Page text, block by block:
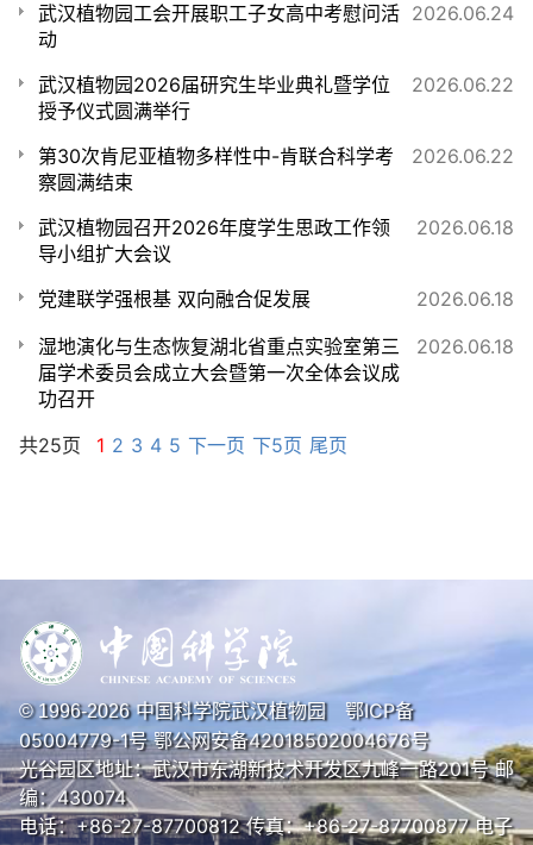
2026.06.24
武汉植物园工会开展职工子女高中考慰问活
动
2026.06.22
武汉植物园2026届研究生毕业典礼暨学位
授予仪式圆满举行
2026.06.22
第30次肯尼亚植物多样性中-肯联合科学考
察圆满结束
2026.06.18
武汉植物园召开2026年度学生思政工作领
导小组扩大会议
2026.06.18
党建联学强根基 双向融合促发展
2026.06.18
湿地演化与生态恢复湖北省重点实验室第三
届学术委员会成立大会暨第一次全体会议成
功召开
共25页
1 2 3 4 5 下一页 下5页 尾页
© 1996-2026中国科学院武汉植物园 鄂ICP备
05004779-1号鄂公网安备42018502004676号
光谷园区地址：武汉市东湖新技术开发区九峰一路201号 邮
编：430074
电话：+86-27-87700812 传真：+86-27-87700877 电子